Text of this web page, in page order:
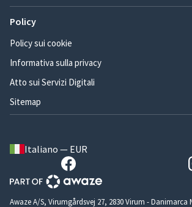
Policy
Policy sui cookie
Informativa sulla privacy
Atto sui Servizi Digitali
Sitemap
Italiano — EUR
Awaze A/S, Virumgårdsvej 27, 2830 Virum - Danimarca